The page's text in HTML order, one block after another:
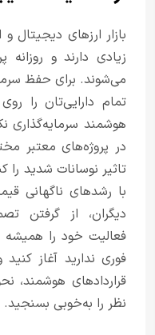
بازار ارزهای دیجیتال
زیادی دارند و
می‌شوند. برای حفظ
تمام دارایی‌تان را
هوشمند
در پروژه‌های معتبر
تاثیر نوسانات شدید
با رشدهای ناگهانی
دیگران، از گرفتن
فعالیت خود را همیشه
فوری ندارید آغاز
قراردادهای هوشمند،
نظر را به‌خوبی بسنجید.